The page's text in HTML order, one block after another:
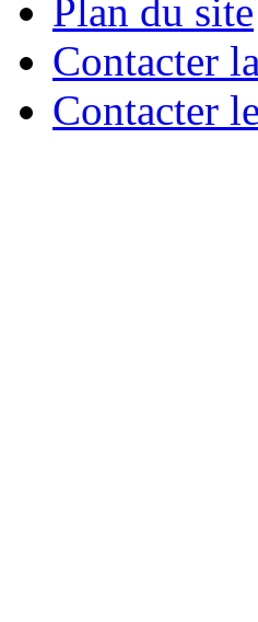
Plan du site
Contacter
Contacter